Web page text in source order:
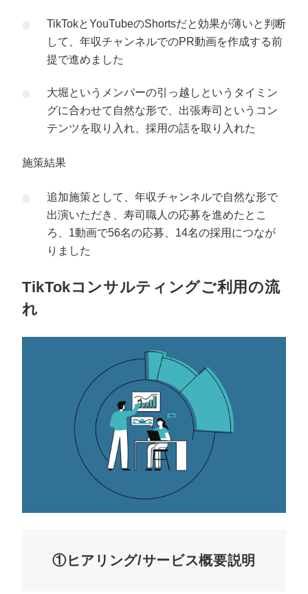
TikTokとYouTubeのShortsだと効果が薄いと判断
して、年収チャンネルでのPR動画を作成する前
提で進めました
大堀というメンバーの引っ越しというタイミン
グに合わせて自然な形で、出張寿司というコン
テンツを取り入れ、採用の話を取り入れた
施策結果
追加施策として、年収チャンネルで自然な形で
出演いただき、寿司職人の応募を進めたとこ
ろ、1動画で56名の応募、14名の採用につなが
りました
TikTokコンサルティングご利用の流
れ
①ヒアリング/サービス概要説明